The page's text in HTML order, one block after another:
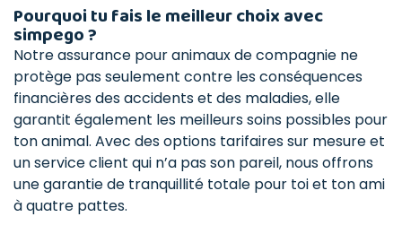
Pourquoi tu fais le meilleur choix avec
simpego ?
Notre assurance pour animaux de compagnie ne
protège pas seulement contre les conséquences
financières des accidents et des maladies, elle
garantit également les meilleurs soins possibles pour
ton animal. Avec des options tarifaires sur mesure et
un service client qui n’a pas son pareil, nous offrons
une garantie de tranquillité totale pour toi et ton ami
à quatre pattes.